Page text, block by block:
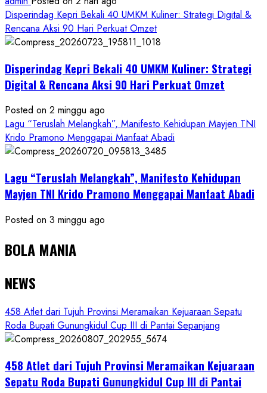
Disperindag Kepri Bekali 40 UMKM Kuliner: Strategi Digital &
Rencana Aksi 90 Hari Perkuat Omzet
Disperindag Kepri Bekali 40 UMKM Kuliner: Strategi
Digital & Rencana Aksi 90 Hari Perkuat Omzet
Posted on 2 minggu ago
Lagu “Teruslah Melangkah”, Manifesto Kehidupan Mayjen TNI
Krido Pramono Menggapai Manfaat Abadi
Lagu “Teruslah Melangkah”, Manifesto Kehidupan
Mayjen TNI Krido Pramono Menggapai Manfaat Abadi
Posted on 3 minggu ago
BOLA MANIA
NEWS
458 Atlet dari Tujuh Provinsi Meramaikan Kejuaraan Sepatu
Roda Bupati Gunungkidul Cup III di Pantai Sepanjang
458 Atlet dari Tujuh Provinsi Meramaikan Kejuaraan
Sepatu Roda Bupati Gunungkidul Cup III di Pantai